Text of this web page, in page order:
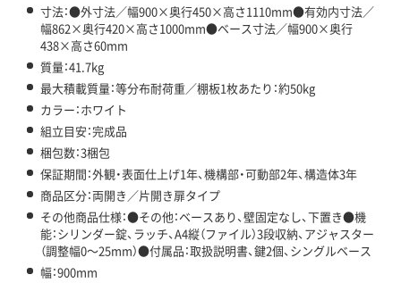
寸法：●外寸法／幅900×奥行450×高さ1110mm●有効内寸法／
幅862×奥行420×高さ1000mm●ベース寸法／幅900×奥行
438×高さ60mm
質量：41.7kg
最大積載質量：等分布耐荷重／棚板1枚あたり：約50kg
カラー：ホワイト
組立目安：完成品
梱包数：3梱包
保証期間：外観・表面仕上げ1年、機構部・可動部2年、構造体3年
商品区分：両開き／片開き扉タイプ
その他商品仕様：●その他：ベースあり、壁固定なし、下置き●機
能：シリンダー錠、ラッチ、A4縦（ファイル）3段収納、アジャスター
（調整幅0～25mm）●付属品：取扱説明書、鍵2個、シングルベース
幅：900mm